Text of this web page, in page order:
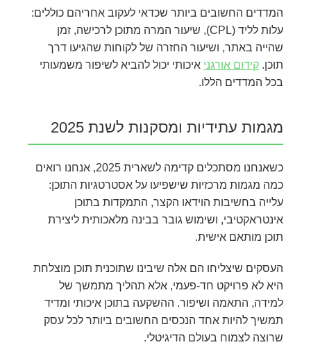
המדדים החשובים ביותר שכדאי לעקוב אחריהם כוללים:
עלות לליד (CPL), שיעור המרה מתוכן לרכישה, זמן
שהייה באתר, ושיעור החזרה של לקוחות שהגיעו דרך
תוכן. קידום אורגני איכותי יכול להביא לשיפור משמעותי
בכל המדדים הללו.
מגמות עתידיות ומסקנות לשנת 2025
כשאנחנו מסתכלים קדימה לשארית 2025, אנחנו רואים
כמה מגמות מרכזיות שישפיעו על אסטרטגיות התוכן:
עלייה בחשיבות הוידאו הקצר, התמקדות בתוכן
אינטראקטיבי, ושימוש גובר בבינה מלאכותית ליצירת
תוכן מותאם אישית.
העסקים שיצליחו הם אלה שיבינו שתוכנית תוכן מוצלחת
היא לא פרויקט חד-פעמי, אלא תהליך מתמשך של
למידה, התאמה ושיפור. ההשקעה בתוכן איכותי ומדיד
תמשיך להיות אחד הנכסים החשובים ביותר לכל עסק
שרוצה לצמוח בעולם הדיגיטלי.